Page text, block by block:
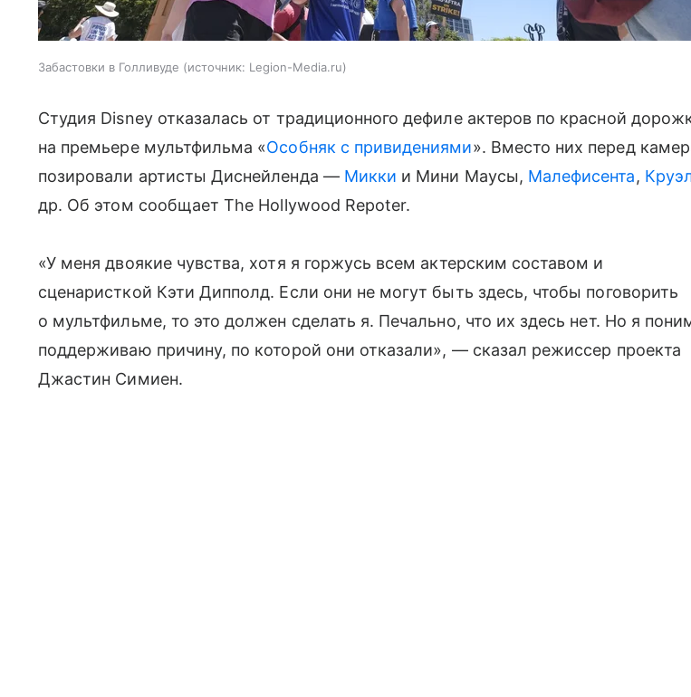
Забастовки в Голливуде источник: Legion-Media.ru
Студия Disney отказалась от традиционного дефиле актеров по красной
на премьере мультфильма «Особняк с привидениями». Вместо них перед
позировали артисты Диснейленда — Микки и Мини Маусы, Малефисента,
др. Об этом сообщает The Hollywood Repoter.
«У меня двоякие чувства, хотя я горжусь всем актерским составом и
сценаристкой Кэти Дипполд. Если они не могут быть здесь, чтобы поговорить
о мультфильме, то это должен сделать я. Печально, что их здесь нет. Но я
поддерживаю причину, по которой они отказали», — сказал режиссер проекта
Джастин Симиен.